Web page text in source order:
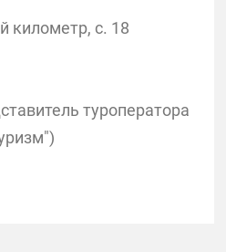
километр, с. 18
туроператора